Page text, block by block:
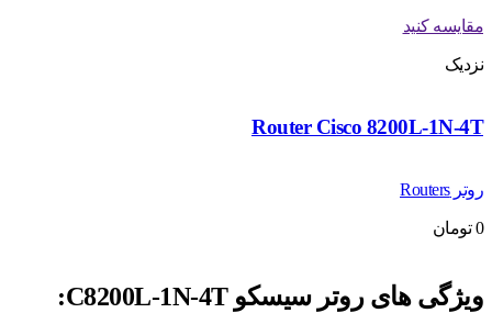
مقایسه کنید
نزدیک
Router Cisco 8200L-1N-4T
روتر Routers
0 تومان
ویژگی های روتر سیسکو C8200L-1N-4T :